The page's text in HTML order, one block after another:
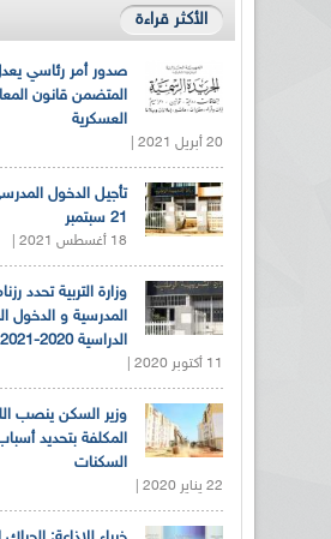
الأكثر قراءة
صدور أمر رئاسي
المتضمن قانون
العسكرية
20 أبريل 2021 |
تأجيل الدخول
21 سبتمبر
18 أغسطس 2021 |
وزارة التربية تحدد
المدرسية و الدخول
الدراسية 2020-2021
11 أكتوبر 2020 |
وزير السكن ينصب
المكلفة بتحديد
السكنات
22 يناير 2020 |